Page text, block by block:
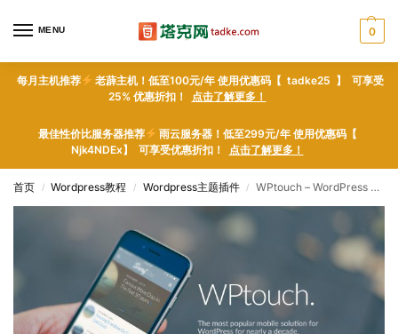
MENU 0
每月主机推荐
老薜主机！低至100元/年 使用优惠码【 tadke25 】 可享受
25% 优惠折扣！ 点击了解更多！
最佳性价比服务器推荐
雨云服务器！低至299元/年 使用优惠码【
Njk4NDEx】 可享受优惠折扣！ 点击了解更多！
首页 / Wordpress教程 / Wordpress主题插件 / WPtouch – WordPress plugin WordPress插件下载